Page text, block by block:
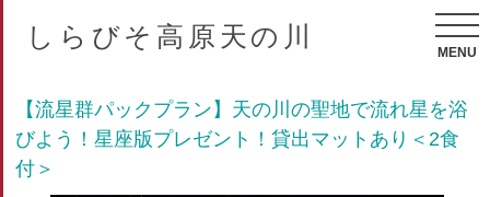
しらびそ高原天の川
MENU
【流星群パックプラン】天の川の聖地で流れ星を浴
びよう！星座版プレゼント！貸出マットあり＜2食
付＞